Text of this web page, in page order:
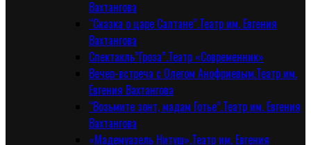
Вахтангова
“Сказка о царе Салтане”.Театр им. Евгения
Вахтангова
Спектакль”Гроза”.Театр «Современник»
Вечер-встреча с Олегом Анофриевым.Театр им.
Евгения Вахтангова
“Возьмите зонт, мадам Готье”.Театр им. Евгения
Вахтангова
«Мадемуазель Нитуш».Театр им. Евгения